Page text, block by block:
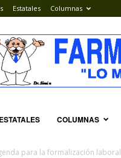
Estatales Columnas
ESTATALES COLUMNAS
para la formalización laboral